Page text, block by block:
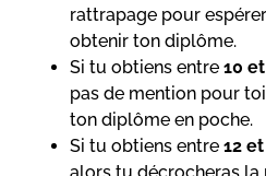
rattrapage pour
obtenir ton diplôme.
Si tu obtiens entre 10
pas de mention pour
ton diplôme en poche.
Si tu obtiens entre 12